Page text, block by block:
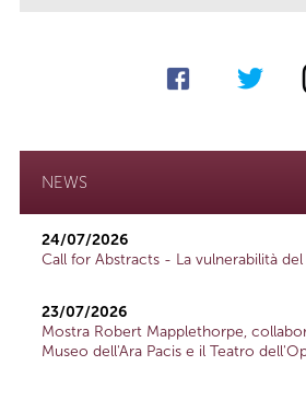
NEWS
24/07/2026
Call for Abstracts - La vulnerabilità
23/07/2026
Mostra Robert Mapplethorpe,
Museo dell'Ara Pacis e il Teatro